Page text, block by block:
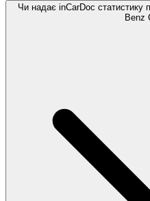
Чи надає inCarDoc статистику
Benz